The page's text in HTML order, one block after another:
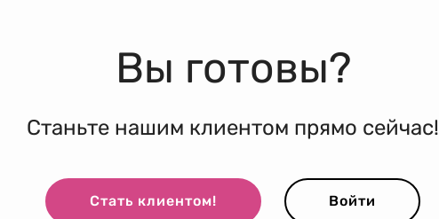
Вы готовы?
Станьте нашим клиентом прямо сейчас!
Стать клиентом! Войти